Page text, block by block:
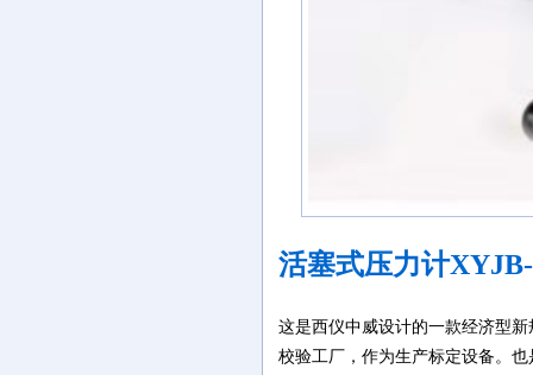
活塞式压力计
这是西仪中威设计的一款经济型
校验工厂，作为生产标定设备。